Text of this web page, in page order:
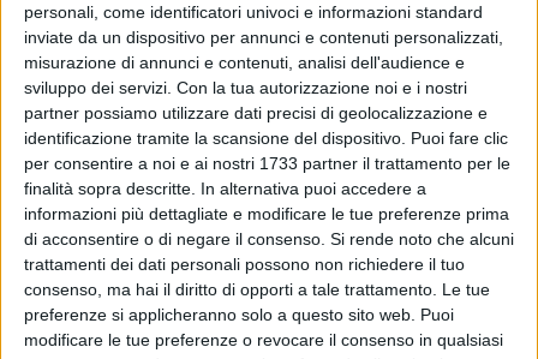
personali, come identificatori univoci e informazioni standard
inviate da un dispositivo per annunci e contenuti personalizzati,
misurazione di annunci e contenuti, analisi dell'audience e
sviluppo dei servizi. Con la tua autorizzazione noi e i nostri
partner possiamo utilizzare dati precisi di geolocalizzazione e
identificazione tramite la scansione del dispositivo. Puoi fare clic
per consentire a noi e ai nostri 1733 partner il trattamento per le
finalità sopra descritte. In alternativa puoi accedere a
informazioni più dettagliate e modificare le tue preferenze prima
di acconsentire o di negare il consenso. Si rende noto che alcuni
trattamenti dei dati personali possono non richiedere il tuo
consenso, ma hai il diritto di opporti a tale trattamento. Le tue
preferenze si applicheranno solo a questo sito web. Puoi
modificare le tue preferenze o revocare il consenso in qualsiasi
Martedì 31 marzo si è svolto il secondo appuntamento della
Scuola Urbana, a cura dell'Azienda Agricola Colle di Seta,
dedicato a una riflessione su un tema tanto quotidiano
quanto fondamentale: il modo in cui oggi ci si alimenta e le
motivazioni che orientano le scelte a tavola.
L'incontro, che ha visto la partecipazione di Vincenzo
Cantatore, dottore di ricerca in Microbiologia degli alimenti,
ha affrontato il delicato equilibrio tra innovazione e
tradizione, evidenziando la necessità di coniugare progresso
e rispetto delle radici culturali.